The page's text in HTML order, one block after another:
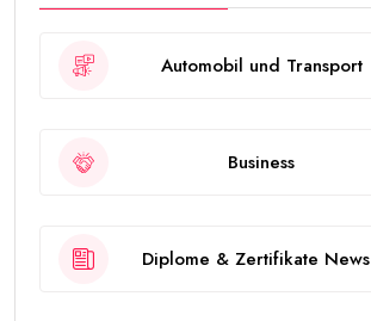
Automobil und Transport
Business
Diplome & Zertifikate News